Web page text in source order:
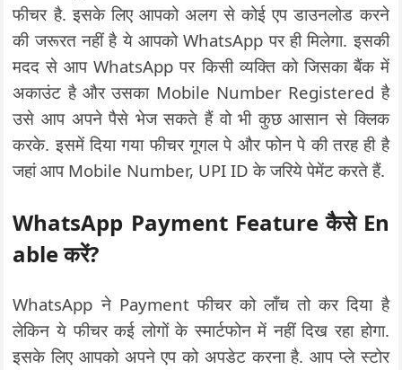
फीचर है. इसके लिए आपको अलग से कोई एप डाउनलोड करने
की जरूरत नहीं है ये आपको WhatsApp पर ही मिलेगा. इसकी
मदद से आप WhatsApp पर किसी व्यक्ति को जिसका बैंक में
अकाउंट है और उसका Mobile Number Registered है
उसे आप अपने पैसे भेज सकते हैं वो भी कुछ आसान से क्लिक
करके. इसमें दिया गया फीचर गूगल पे और फोन पे की तरह ही है
जहां आप Mobile Number, UPI ID के जरिये पेमेंट करते हैं.
WhatsApp Payment Featureकैसे En
ableकरें?
WhatsApp ने Payment फीचर को लॉंच तो कर दिया है
लेकिन ये फीचर कई लोगों के स्मार्टफोन में नहीं दिख रहा होगा.
इसके लिए आपको अपने एप को अपडेट करना है. आप प्ले स्टोर